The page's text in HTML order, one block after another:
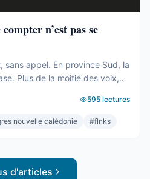
n’est pas se
sans appel. En province Sud, la
Plus de la moitié des voix,
la carte. On parlera de raz-
fois, ne sera pas exagéré.
595 lectures
nouvelle calédonie #flnks
d'articles